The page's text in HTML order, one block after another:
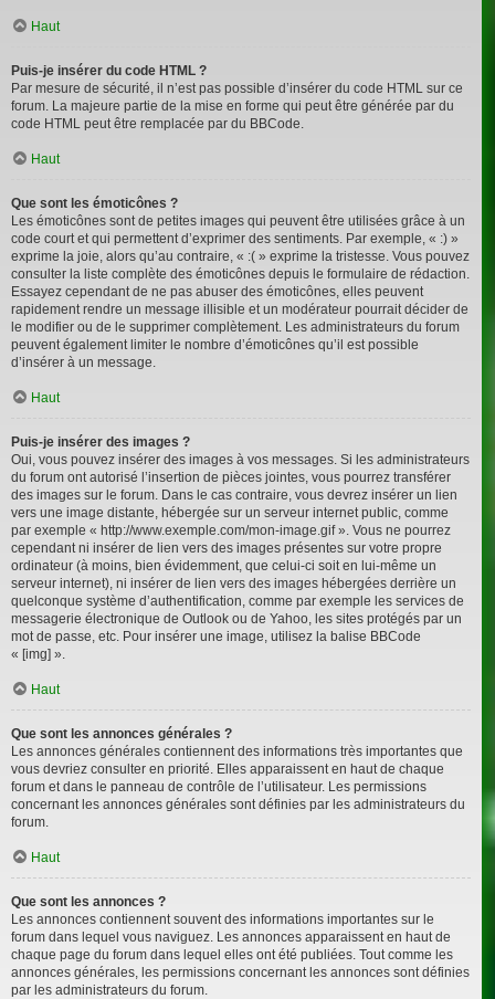
Haut
Puis-je insérer du code HTML ?
Par mesure de sécurité, il n’est pas possible d’insérer du code HTML sur ce
forum. La majeure partie de la mise en forme qui peut être générée par du
code HTML peut être remplacée par du BBCode.
Haut
Que sont les émoticônes ?
Les émoticônes sont de petites images qui peuvent être utilisées grâce à un
code court et qui permettent d’exprimer des sentiments. Par exemple, « :) »
exprime la joie, alors qu’au contraire, « :( » exprime la tristesse. Vous pouvez
consulter la liste complète des émoticônes depuis le formulaire de rédaction.
Essayez cependant de ne pas abuser des émoticônes, elles peuvent
rapidement rendre un message illisible et un modérateur pourrait décider de
le modifier ou de le supprimer complètement. Les administrateurs du forum
peuvent également limiter le nombre d’émoticônes qu’il est possible
d’insérer à un message.
Haut
Puis-je insérer des images ?
Oui, vous pouvez insérer des images à vos messages. Si les administrateurs
du forum ont autorisé l’insertion de pièces jointes, vous pourrez transférer
des images sur le forum. Dans le cas contraire, vous devrez insérer un lien
vers une image distante, hébergée sur un serveur internet public, comme
par exemple « http://www.exemple.com/mon-image.gif ». Vous ne pourrez
cependant ni insérer de lien vers des images présentes sur votre propre
ordinateur (à moins, bien évidemment, que celui-ci soit en lui-même un
serveur internet), ni insérer de lien vers des images hébergées derrière un
quelconque système d’authentification, comme par exemple les services de
messagerie électronique de Outlook ou de Yahoo, les sites protégés par un
mot de passe, etc. Pour insérer une image, utilisez la balise BBCode
« [img] ».
Haut
Que sont les annonces générales ?
Les annonces générales contiennent des informations très importantes que
vous devriez consulter en priorité. Elles apparaissent en haut de chaque
forum et dans le panneau de contrôle de l’utilisateur. Les permissions
concernant les annonces générales sont définies par les administrateurs du
forum.
Haut
Que sont les annonces ?
Les annonces contiennent souvent des informations importantes sur le
forum dans lequel vous naviguez. Les annonces apparaissent en haut de
chaque page du forum dans lequel elles ont été publiées. Tout comme les
annonces générales, les permissions concernant les annonces sont définies
par les administrateurs du forum.